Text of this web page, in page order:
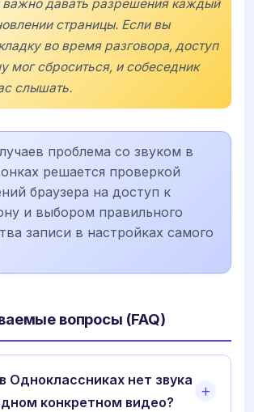
важно давать разрешения каждый
страницы. Если вы
во время разговора, доступ
мог сброситься, и собеседник
слышать.
проблема со звуком в
решается проверкой
браузера на доступ к
и выбором правильного
записи в настройках самого
вопросы (FAQ)
Одноклассниках нет звука
конкретном видео?